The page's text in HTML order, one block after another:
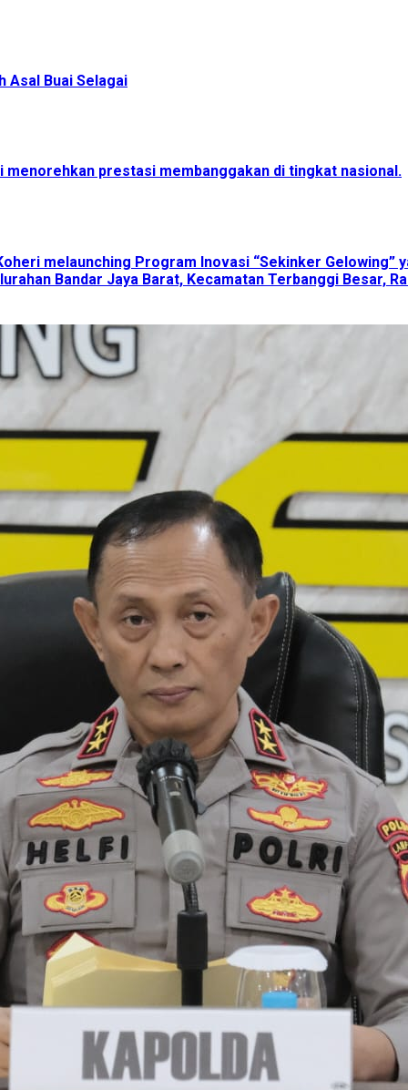
Asal Buai Selagai
prestasi membanggakan di tingkat nasional.
melaunching Program Inovasi “Sekinker
Bandar Jaya Barat, Kecamatan Terbanggi Besar,